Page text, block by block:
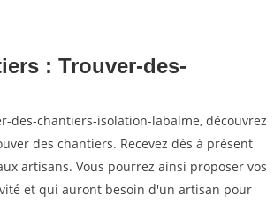
: Trouver-des-
des-chantiers-isolation-labalme, découvrez
des chantiers. Recevez dès à présent
artisans. Vous pourrez ainsi proposer vos
et qui auront besoin d'un artisan pour